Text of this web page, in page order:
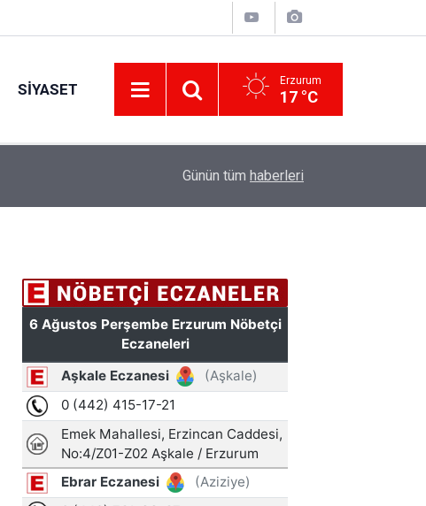
SIYASET Erzurum
17 °C
YÜRÜYEN PARALAR MANGASI
Günün tüm haberleri